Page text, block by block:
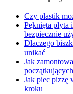
Czy plastik
Pęknięta
bezpiecznie
Dlaczego
unikać
Jak
początkujących
Jak piec pizzę
kroku